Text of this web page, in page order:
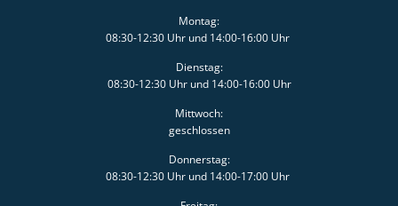
Montag:
08:30-12:30 Uhr und 14:00-16:00 Uhr
Dienstag:
08:30-12:30 Uhr und 14:00-16:00 Uhr
Mittwoch:
geschlossen
Donnerstag:
08:30-12:30 Uhr und 14:00-17:00 Uhr